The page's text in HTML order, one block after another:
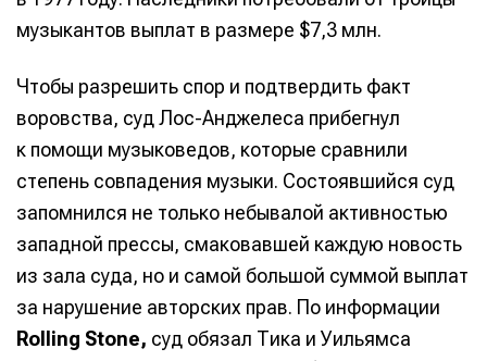
музыкантов выплат в размере $7,3 млн.
Чтобы разрешить спор и подтвердить факт
воровства, суд Лос-Анджелеса прибегнул
к помощи музыковедов, которые сравнили
степень совпадения музыки. Состоявшийся суд
запомнился не только небывалой активностью
западной прессы, смаковавшей каждую новость
из зала суда, но и самой большой суммой выплат
за нарушение авторских прав. По информации
Rolling Stone, суд обязал Тика и Уильямса